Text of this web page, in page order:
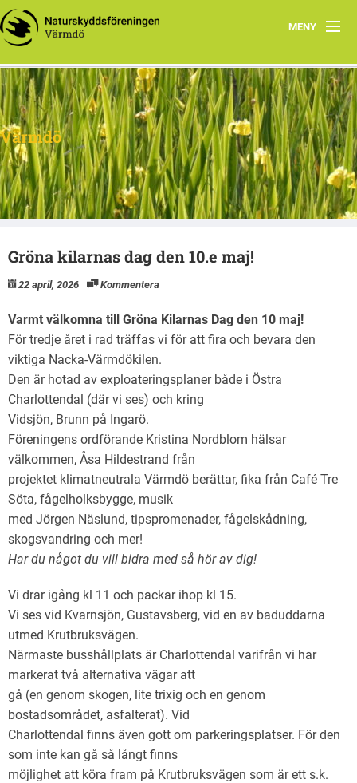
MENY
Hem
Om oss
Facebook
Program
Dokument
Värmdö
Gröna kilarnas dag den 10.e maj!
22 april, 2026 Kommentera
Varmt välkomna till Gröna Kilarnas Dag den 10 maj!
För tredje året i rad träffas vi för att fira och bevara den
viktiga Nacka-Värmdökilen.
Den är hotad av exploateringsplaner både i Östra
Charlottendal (där vi ses) och kring
Vidsjön, Brunn på Ingarö.
Föreningens ordförande Kristina Nordblom hälsar
välkommen, Åsa Hildestrand från
projektet klimatneutrala Värmdö berättar, fika från Café Tre
Söta, fågelholksbygge, musik
med Jörgen Näslund, tipspromenader, fågelskådning,
skogsvandring och mer!
Har du något du vill bidra med så hör av dig!
Vi drar igång kl 11 och packar ihop kl 15.
Vi ses vid Kvarnsjön, Gustavsberg, vid en av baduddarna
utmed Krutbruksvägen.
Närmaste busshållplats är Charlottendal varifrån vi har
markerat två alternativa vägar att
gå (en genom skogen, lite trixig och en genom
bostadsområdet, asfalterat). Vid
Charlottendal finns även gott om parkeringsplatser. För den
som inte kan gå så långt finns
möjlighet att köra fram på Krutbruksvägen som är ett s.k.